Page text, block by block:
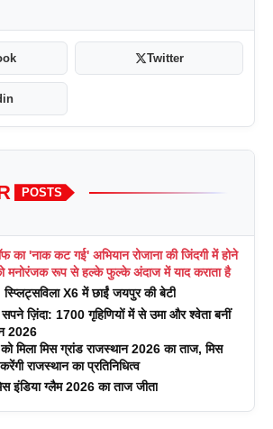
Twitter
POSTS
का 'नाक कट गई' अभियान रोजाना की जिंदगी में होने
को मनोरंजक रूप से हल्के फुल्के अंदाज में याद कराता है
स्प्लिट्सविला X6 में छाईं जयपुर की बेटी
सपने ज़िंदा: 1700 गृहिणियों में से उमा और श्वेता बनीं
2026
को मिला मिस ग्रांड राजस्थान 2026 का ताज, मिस
राजस्थान का प्रतिनिधित्व
इंडिया ग्लैम 2026 का ताज जीता